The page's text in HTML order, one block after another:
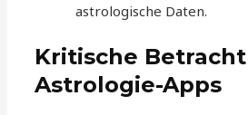
astrologische Daten.
Kritische
Astrologie-Apps